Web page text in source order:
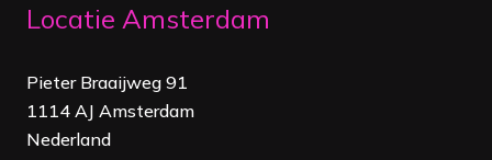
Locatie Amsterdam
Pieter Braaijweg 91
1114 AJ Amsterdam
Nederland